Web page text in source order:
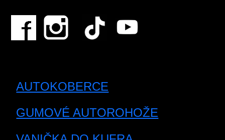
AUTOKOBERCE
GUMOVÉ AUTOROHOŽE